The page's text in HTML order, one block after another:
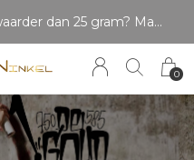
0
LET OP: wil jij iets zien van zwaarder dan 25 gram? Maak dan een afspraak om het product te bekijken. Producten boven de 25 gram NIET aanwezig in winkel.